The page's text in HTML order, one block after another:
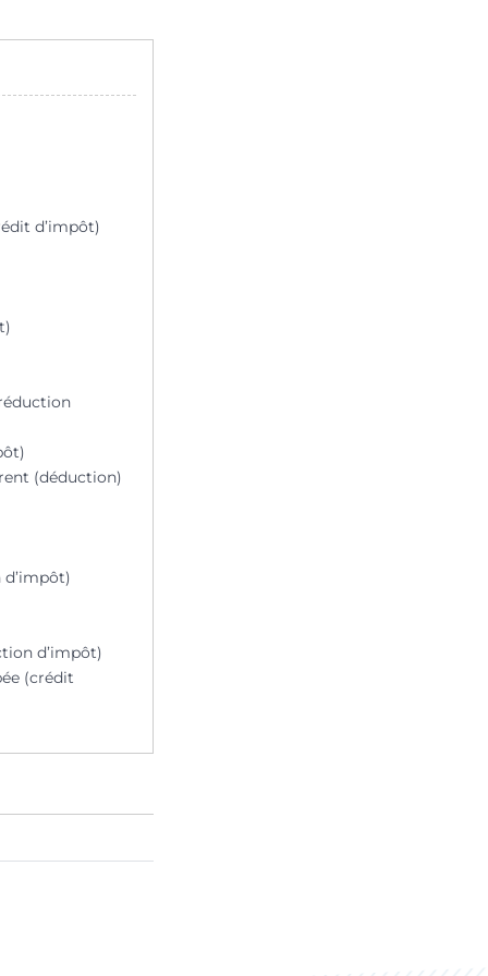
d’impôt)
(déduction)
d’impôt)
(crédit